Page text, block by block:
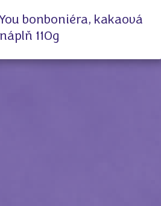
bonboniéra, kakaová
náplň 110g